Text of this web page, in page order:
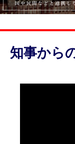
知事から